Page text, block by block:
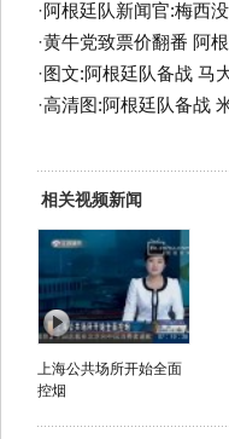
·阿根廷队新闻官:梅西
·黄牛党致票价翻番 阿
· 图文:阿根廷队备战 马
·高清图:阿根廷队备战
相关视频新闻
上海公共场所开始全面
控烟